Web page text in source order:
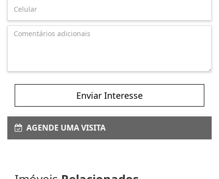
Enviar Interesse
AGENDE UMA VISITA